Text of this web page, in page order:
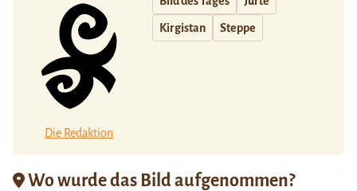
Die Redaktion
Kirgistan Steppe
Wo wurde das Bild aufgenommen?